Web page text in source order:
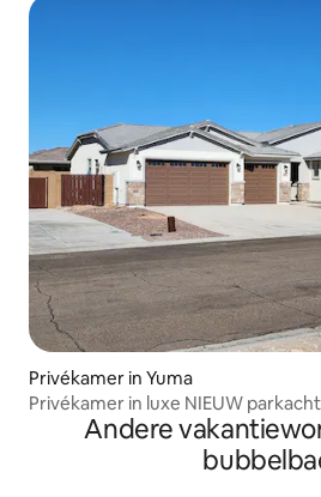
Privékamer in Yuma
Privékamer in luxe NIEUW
Andere